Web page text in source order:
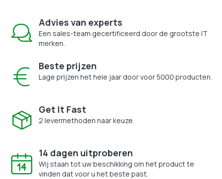
Advies van experts
Een sales-team gecertificeerd door de grootste IT
merken.
Beste prijzen
Lage prijzen het hele jaar door voor 5000 producten.
Get It Fast
2 levermethoden naar keuze.
14 dagen uitproberen
Wij staan tot uw beschikking om het product te
vinden dat voor u het beste past.